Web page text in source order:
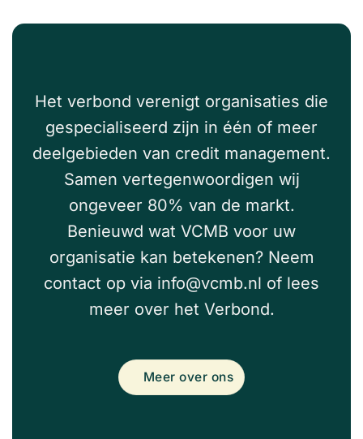
Het verbond verenigt organisaties die
gespecialiseerd zijn in één of meer
deelgebieden van credit management.
Samen vertegenwoordigen wij
ongeveer 80% van de markt.
Benieuwd wat VCMB voor uw
organisatie kan betekenen? Neem
contact op via info@vcmb.nl of lees
meer over het Verbond.
Meer over ons